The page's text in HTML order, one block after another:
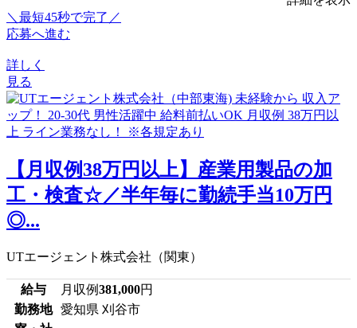
＼最短45秒で完了／
応募へ進む
詳しく
見る
【月収例38万円以上】産業用製品の加
工・検査☆／半年毎に勤続手当10万円
◎...
UTエージェント株式会社（関東）
給与 月収例381,000円
勤務地
愛知県 刈谷市